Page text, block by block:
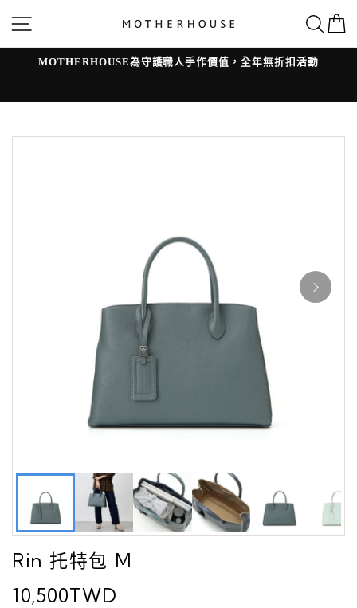
內
搜尋
MOTHERHOUSE為守護職人手作價值，全年無折扣活動
Rin 托特包 M
10,500TWD